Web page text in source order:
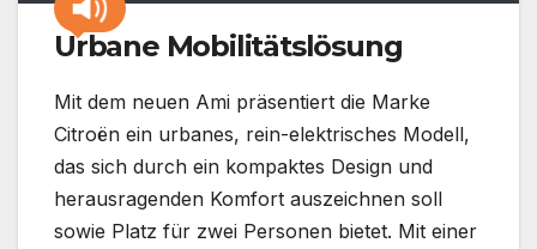
Urbane Mobilitätslösung
Mit dem neuen Ami präsentiert die Marke
Citroën ein urbanes, rein-elektrisches Modell,
das sich durch ein kompaktes Design und
herausragenden Komfort auszeichnen soll
sowie Platz für zwei Personen bietet. Mit einer